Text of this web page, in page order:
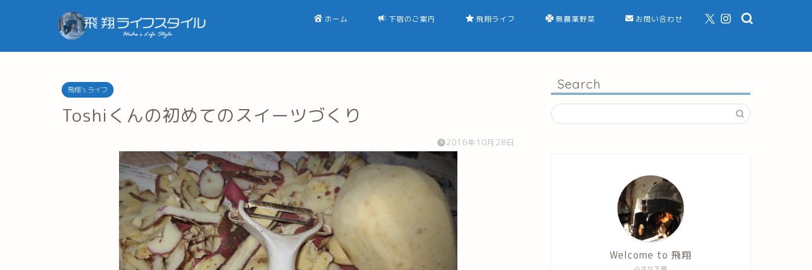
ホーム 下宿のご案内 飛翔ライフ 無農薬野菜 お問い合わせ
飛翔's ライフ
Toshiくんの初めてのスイーツづくり
2016年10月28日
Search
Welcome to 飛翔